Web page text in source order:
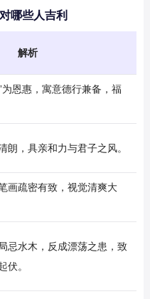
哪些人吉利
解析
为恩惠，寓意德行兼备，福
朗，具亲和力与君子之风。
画疏密有致，视觉清爽大
忌水木，反成漂荡之患，致
伏。